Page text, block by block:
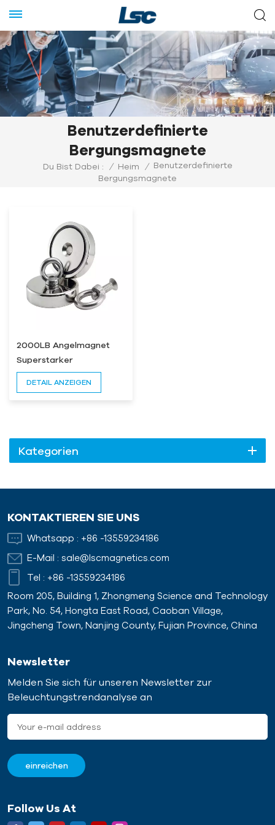
Benutzerdefinierte
Bergungsmagnete
Du Bist Dabei : / Heim /
Benutzerdefinierte
Bergungsmagnete
2000LB Angelmagnet
Superstarker
maßgeschneiderter
DETAIL ANZEIGEN
Kategorien
KONTAKTIEREN SIE UNS
Whatsapp : +86 -13559234186
E-Mail : sale@lscmagnetics.com
Tel : +86 -13559234186
Room 205, Building 1, Zhongmeng Science and Technology
Park, No. 54, Hongta East Road, Caoban Village,
Jingcheng Town, Nanjing County, Fujian Province, China
Newsletter
Melden Sie sich für unseren Newsletter zur
Beleuchtungstrendanalyse an
Follow Us At